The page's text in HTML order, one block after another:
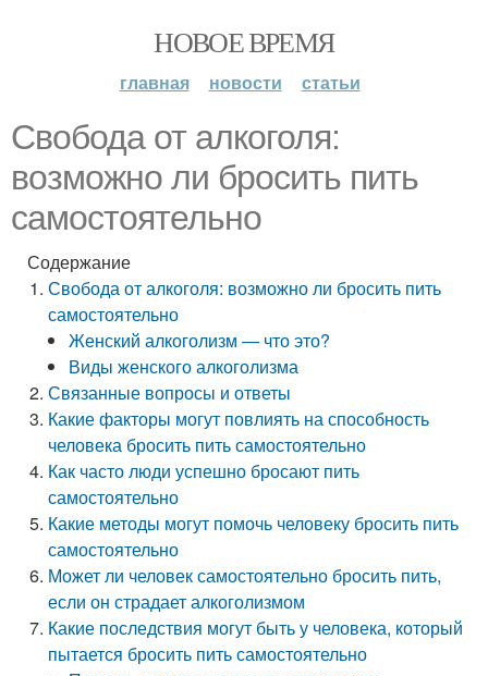
НОВОЕ ВРЕМЯ
главная новости статьи
Свобода от алкоголя:
возможно ли бросить пить
самостоятельно
Содержание
Свобода от алкоголя: возможно ли бросить пить
самостоятельно
Женский алкоголизм — что это?
Виды женского алкоголизма
Связанные вопросы и ответы
Какие факторы могут повлиять на способность
человека бросить пить самостоятельно
Как часто люди успешно бросают пить
самостоятельно
Какие методы могут помочь человеку бросить пить
самостоятельно
Может ли человек самостоятельно бросить пить,
если он страдает алкоголизмом
Какие последствия могут быть у человека, который
пытается бросить пить самостоятельно